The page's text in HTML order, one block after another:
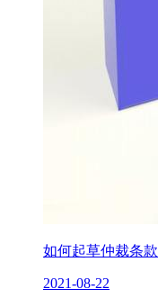
如何起草仲裁条款
2021-08-22